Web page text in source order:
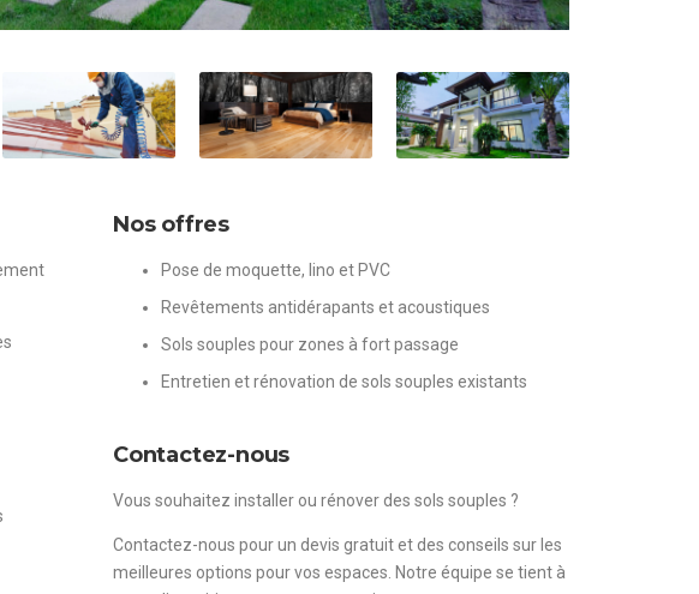
Nos offres
Pose de moquette, lino et PVC
Revêtements antidérapants et acoustiques
Sols souples pour zones à fort passage
Entretien et rénovation de sols souples existants
Contactez-nous
Vous souhaitez installer ou rénover des sols souples ?
Contactez-nous pour un devis gratuit et des conseils sur les
meilleures options pour vos espaces. Notre équipe se tient à